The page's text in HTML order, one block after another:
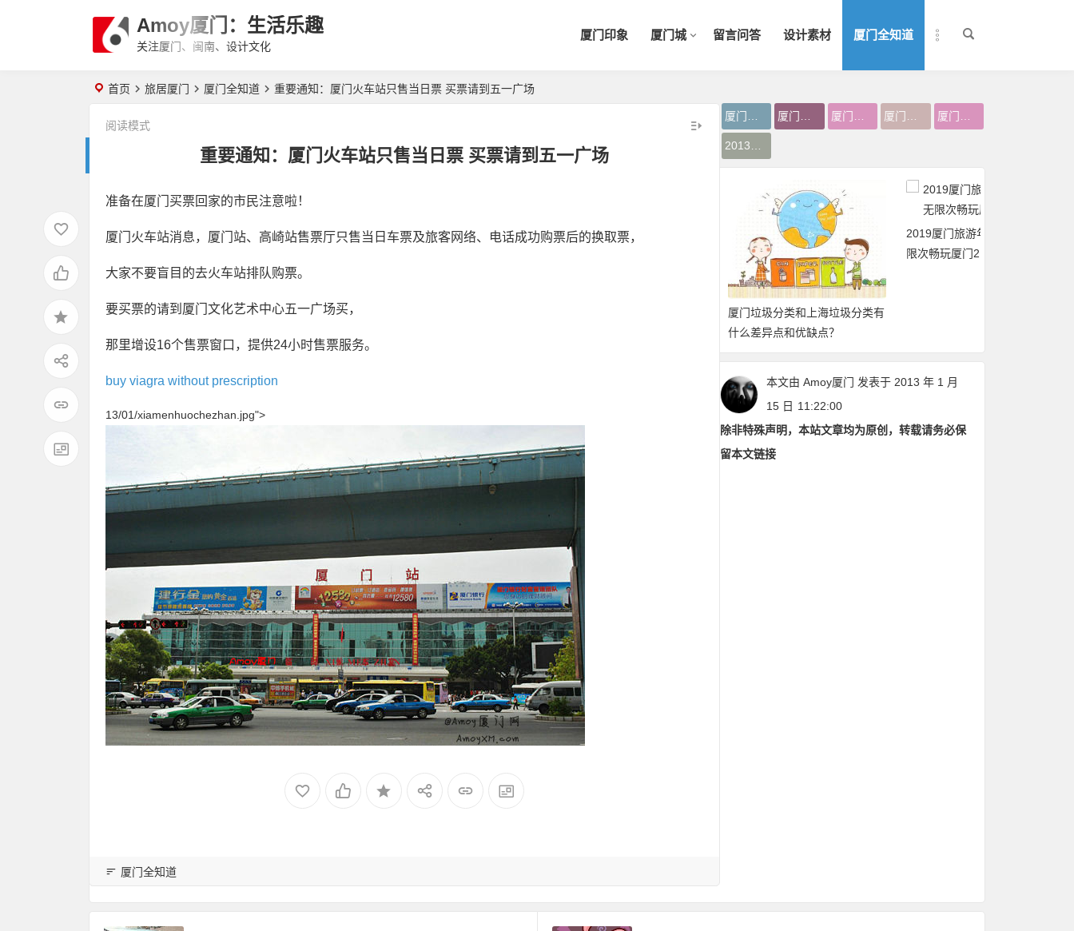
Amoy厦门：生活乐趣
关注厦门、闽南、设计文化
厦门印象 厦门城 留言问答 设计素材 厦门全知道
首页 旅居厦门 厦门全知道 重要通知：厦门火车站只售当日票 买票请到五一广场
重要通知：厦门火车站只售当日票 买票请到五一广场
阅读模式
准备在厦门买票回家的市民注意啦！
厦门火车站消息，厦门站、高崎站售票厅只售当日车票及旅客网络、电话成功购票后的换取票，
大家不要盲目的去火车站排队购票。
要买票的请到厦门文化艺术中心五一广场买，
那里增设16个售票窗口，提供24小时售票服务。
buy viagra without prescription
13/01/xiamenhuochezhan.jpg">
厦门全知道
厦门白鹭分查询：可享免费停
Magnific(Freepik)会员到期后是
吗？
开车自驾游去厦门的鼓浪屿，车
厦门垃圾分类和上海垃圾分类有
什么差异点和优缺点？
2019厦门旅游年卡：免费、无
限次畅玩厦门21大景区
本文由 Amoy厦门 发表于 2013 年 1 月
15 日 11:22:00
除非特殊声明，本站文章均为原创，转载请务必保
留本文链接